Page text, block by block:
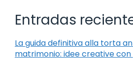
Entradas
La guida definitiva alla torta
matrimonio: idee creative